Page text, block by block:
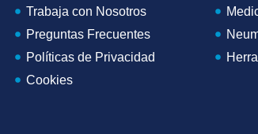
Trabaja con Nosotros
Preguntas Frecuentes
Políticas de Privacidad
Cookies